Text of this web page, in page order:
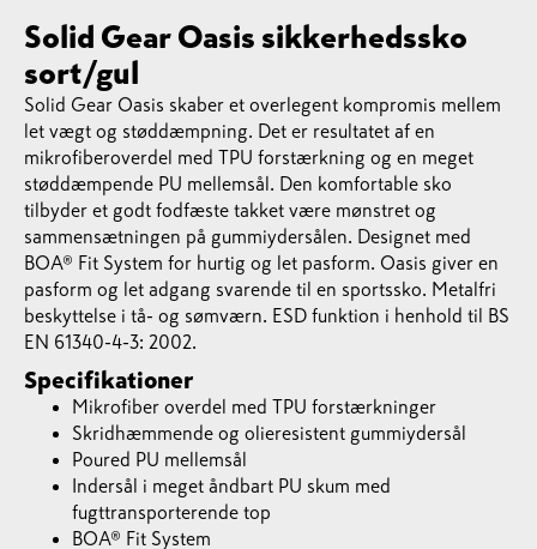
Solid Gear Oasis sikkerhedssko
sort/gul
Solid Gear Oasis skaber et overlegent kompromis mellem
let vægt og støddæmpning. Det er resultatet af en
mikrofiberoverdel med TPU forstærkning og en meget
støddæmpende PU mellemsål. Den komfortable sko
tilbyder et godt fodfæste takket være mønstret og
sammensætningen på gummiydersålen. Designet med
BOA® Fit System for hurtig og let pasform. Oasis giver en
pasform og let adgang svarende til en sportssko. Metalfri
beskyttelse i tå- og sømværn. ESD funktion i henhold til BS
EN 61340-4-3: 2002.
Specifikationer
Mikrofiber overdel med TPU forstærkninger
Skridhæmmende og olieresistent gummiydersål
Poured PU mellemsål
Indersål i meget åndbart PU skum med
fugttransporterende top
BOA® Fit System